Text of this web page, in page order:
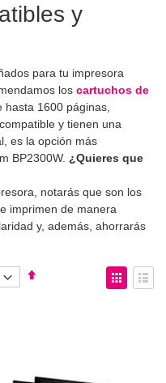
y
para tu impresora
los cartuchos de
hasta 1600 páginas,
y tienen una
es la opción más
BP2300W. ¿Quieres que
notarás que son los
imprimen de manera
y, además, ahorrarás
Fijar
Ver
como